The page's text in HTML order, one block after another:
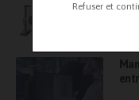
Refuser et